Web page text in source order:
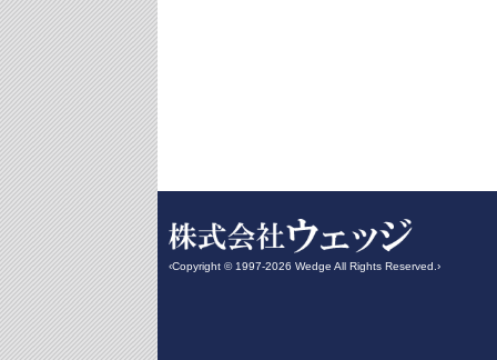
‹Copyright © 1997-2026 Wedge All Rights Reserved.›